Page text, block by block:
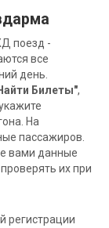
поезд -
все
день.
Билеты",
На
пассажиров.
вами данные
их при
регистрации